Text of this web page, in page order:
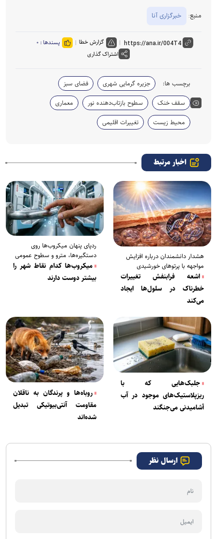
منبع: خبرگزاری آنا
گزارش خطا پسندها : ۰
اشتراک گذاری
برچسب ها: جزیره گرمایی شهری
فضای سبز
سقف خنک
سطوح بازتاب‌دهنده نور
معماری
محیط زیست
تغییرات اقلیمی
اخبار مرتبط
هشدار دانشمندان درباره افزایش
مواجهه با پرتوهای خورشیدی
اشعه فرابنفش تغییرات
خطرناک در سلول‌ها ایجاد
می‌کند
ردپای پنهان میکروب‌ها روی
دستگیره‌ها، مترو و سطوح عمومی
میکروب‌ها کدام نقاط شهر را
بیشتر دوست دارند
جلبک‌هایی که با
ریزپلاستیک‌های موجود در آب
آشامیدنی می‌جنگند
روباه‌ها و پرندگان به ناقلان
مقاومت آنتی‌بیوتیکی تبدیل
شده‌اند
ارسال نظر